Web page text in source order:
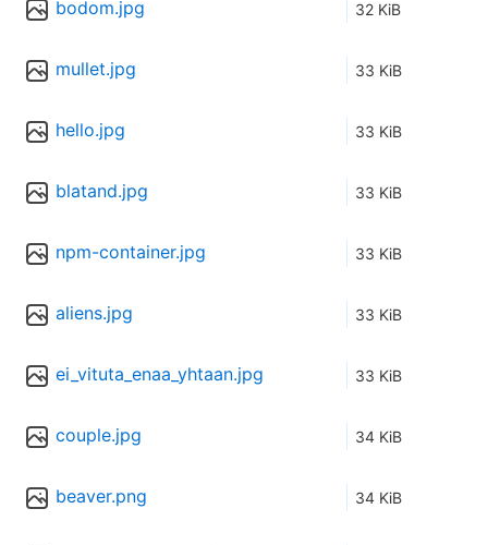
bodom.jpg 32 KiB
mullet.jpg 33 KiB
hello.jpg 33 KiB
blatand.jpg 33 KiB
npm-container.jpg 33 KiB
aliens.jpg 33 KiB
ei_vituta_enaa_yhtaan.jpg 33 KiB
couple.jpg 34 KiB
beaver.png 34 KiB